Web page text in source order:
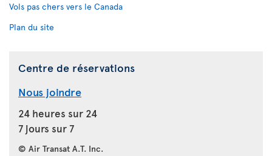
Vols pas chers vers le Canada
Plan du site
Centre de réservations
Nous joindre
24 heures sur 24
7 jours sur 7
© Air Transat A.T. Inc.